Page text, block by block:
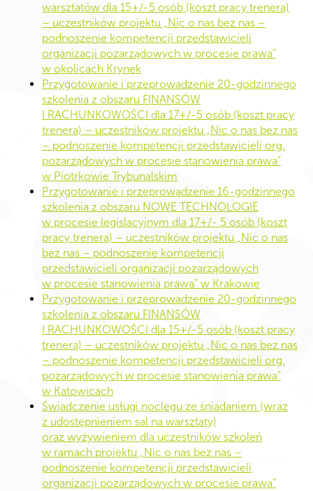
warsztatów dla 15+/-5 osób (koszt pracy trenera)
– uczestników projektu „Nic o nas bez nas –
podnoszenie kompetencji przedstawicieli
organizacji pozarządowych w procesie prawa”
w okolicach Krynek
Przygotowanie i przeprowadzenie 20-godzinnego
szkolenia z obszaru FINANSÓW
I RACHUNKOWOŚCI dla 17+/-5 osób (koszt pracy
trenera) – uczestników projektu „Nic o nas bez nas
– podnoszenie kompetencji przedstawicieli org.
pozarządowych w procesie stanowienia prawa”
w Piotrkowie Trybunalskim
Przygotowanie i przeprowadzenie 16-godzinnego
szkolenia z obszaru NOWE TECHNOLOGIE
w procesie legislacyjnym dla 17+/- 5 osób (koszt
pracy trenera) – uczestników projektu „Nic o nas
bez nas – podnoszenie kompetencji
przedstawicieli organizacji pozarządowych
w procesie stanowienia prawa” w Krakowie
Przygotowanie i przeprowadzenie 20-godzinnego
szkolenia z obszaru FINANSÓW
I RACHUNKOWOŚCI dla 15+/-5 osób (koszt pracy
trenera) – uczestników projektu „Nic o nas bez nas
– podnoszenie kompetencji przedstawicieli org.
pozarządowych w procesie stanowienia prawa”
w Katowicach
Świadczenie usługi noclegu ze śniadaniem (wraz
z udostępnieniem sal na warsztaty)
oraz wyżywieniem dla uczestników szkoleń
w ramach projektu „Nic o nas bez nas –
podnoszenie kompetencji przedstawicieli
organizacji pozarządowych w procesie prawa”